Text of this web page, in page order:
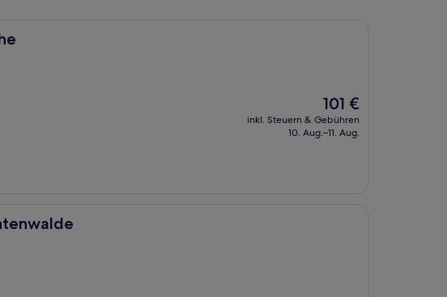
Der
Preis
beträgt
101 €
inkl. Steuern & Gebühren
10. Aug.–11. Aug.